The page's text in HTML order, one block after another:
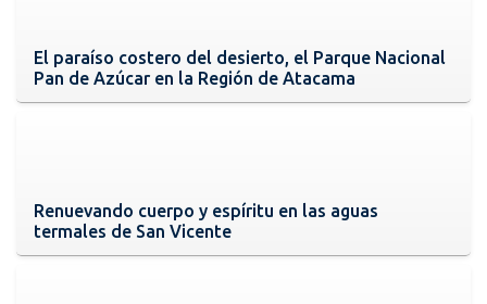
El paraíso costero del desierto, el Parque Nacional
Pan de Azúcar en la Región de Atacama
Renuevando cuerpo y espíritu en las aguas
termales de San Vicente